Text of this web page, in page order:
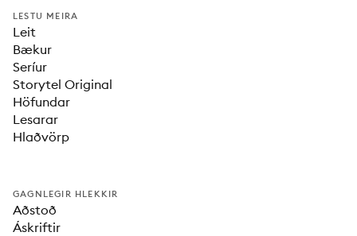
LESTU MEIRA
Leit
Bækur
Seríur
Storytel Original
Höfundar
Lesarar
Hlaðvörp
GAGNLEGIR HLEKKIR
Aðstoð
Áskriftir